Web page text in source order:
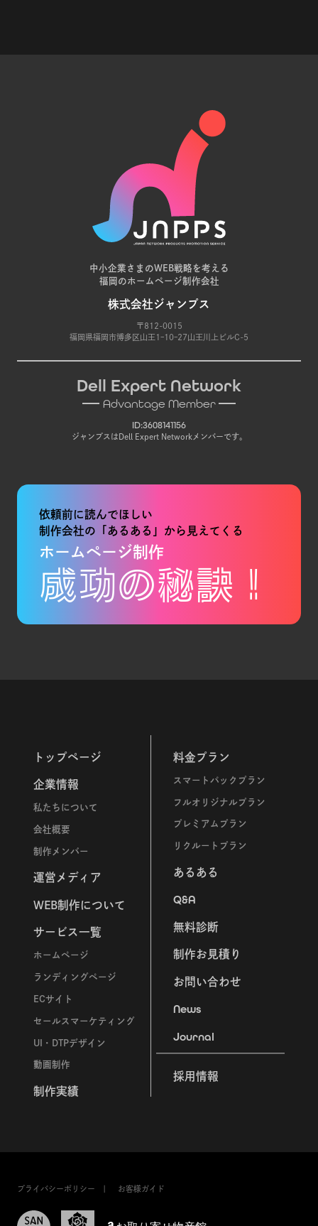
中小企業さまのWEB戦略を考える
福岡のホームページ制作会社
株式会社ジャンプス
〒812-0015
福岡県福岡市博多区山王1ｰ10ｰ27山王川上ビルC-5
Dell Expert Network
Advantage Member
ID:3608141156
ジャンプスはDell Expert Networkメンバーです。
依頼前に読んでほしい
制作会社の「あるある」から見えてくる
ホームページ制作
成功の秘訣！
トップページ
企業情報
私たちについて
会社概要
制作メンバー
運営メディア
WEB制作について
サービス一覧
ホームページ
ランディングページ
ECサイト
セールスマーケティング
UI・DTPデザイン
動画制作
制作実績
料金プラン
スマートパックプラン
フルオリジナルプラン
プレミアムプラン
リクルートプラン
あるある
Q&A
無料診断
制作お見積り
お問い合わせ
News
Journal
採用情報
プライバシーポリシー お客様ガイド